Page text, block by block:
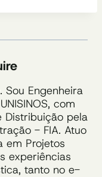
Sou Engenheira
com
pela
- FIA. Atuo
em Projetos
experiências
tanto no e-